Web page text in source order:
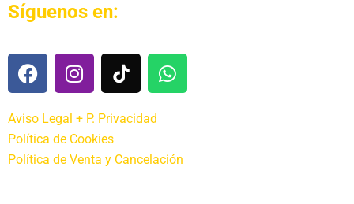
Síguenos en:
Aviso Legal + P. Privacidad
Política de Cookies
Política de Venta y Cancelación